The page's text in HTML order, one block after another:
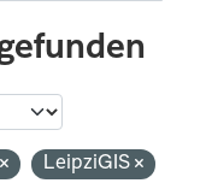
LeipziGIS